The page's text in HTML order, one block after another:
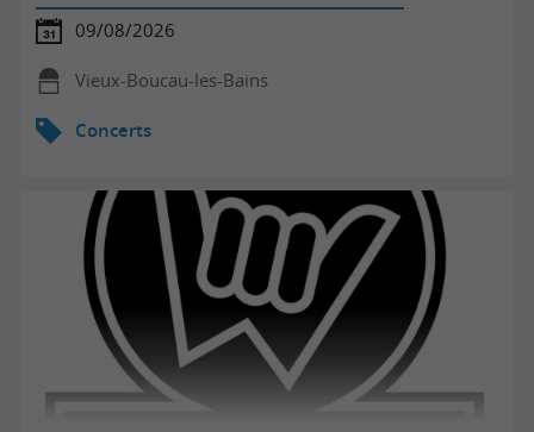
09/08/2026
Vieux-Boucau-les-Bains
Concerts